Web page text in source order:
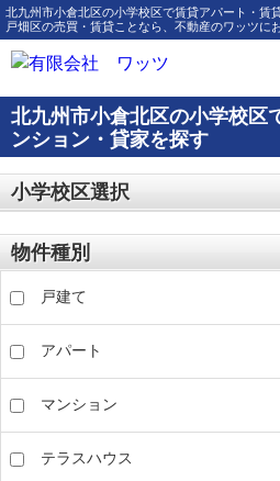
北九州市小倉北区の小学校区で賃貸アパート・賃
戸畑区の売買・賃貸ことなら、不動産のワッツに
北九州市小倉北区の小学校区
ンション・貸家を探す
小学校区選択
物件種別
戸建て
アパート
マンション
テラスハウス